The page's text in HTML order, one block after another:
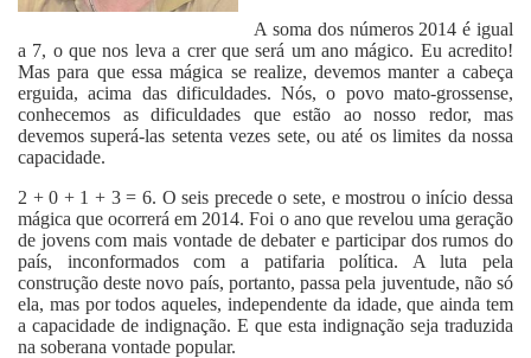
A soma dos números 2014 é igual
a 7, o que nos leva a crer que será um ano mágico. Eu acredito!
Mas para que essa mágica se realize, devemos manter a cabeça
erguida, acima das dificuldades. Nós, o povo mato-grossense,
conhecemos as dificuldades que estão ao nosso redor, mas
devemos superá-las setenta vezes sete, ou até os limites da nossa
capacidade.
2 + 0 + 1 + 3 = 6. O seis precede o sete, e mostrou o início dessa
mágica que ocorrerá em 2014. Foi o ano que revelou uma geração
de jovens com mais vontade de debater e participar dos rumos do
país, inconformados com a patifaria política. A luta pela
construção deste novo país, portanto, passa pela juventude, não só
ela, mas por todos aqueles, independente da idade, que ainda tem
a capacidade de indignação. E que esta indignação seja traduzida
na soberana vontade popular.